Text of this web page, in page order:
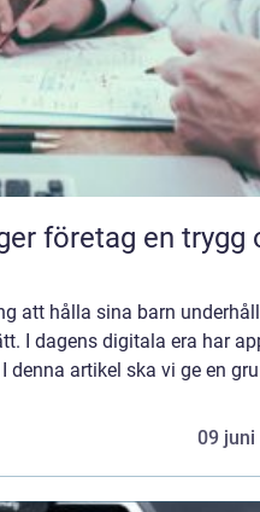
företag en trygg
att hålla sina barn
I dagens digitala era har
artikel ska vi ge en
09 juni